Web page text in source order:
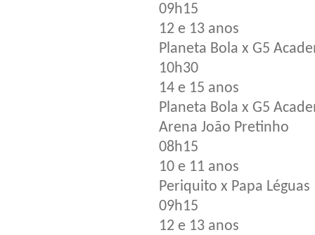
09h15
12 e 13 anos
Planeta Bola x G5
10h30
14 e 15 anos
Planeta Bola x G5
Arena João Pretinho
08h15
10 e 11 anos
Periquito x Papa Léguas
09h15
12 e 13 anos